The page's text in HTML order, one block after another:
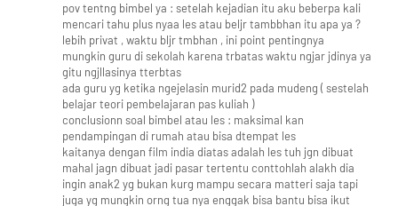
pov tentng bimbel ya : setelah kejadian itu aku beberpa kali
mencari tahu plus nyaa les atau beljr tambbhan itu apa ya ?
lebih privat , waktu bljr tmbhan , ini point pentingnya
mungkin guru di sekolah karena trbatas waktu ngjar jdinya ya
gitu ngjllasinya tterbtas
ada guru yg ketika ngejelasin murid2 pada mudeng ( sestelah
belajar teori pembelajaran pas kuliah )
conclusionn soal bimbel atau les : maksimal kan
pendampingan di rumah atau bisa dtempat les
kaitanya dengan film india diatas adalah les tuh jgn dibuat
mahal jagn dibuat jadi pasar tertentu conttohlah alakh dia
ingin anak2 yg bukan kurg mampu secara matteri saja tapi
juga yg mungkin orng tua nya enggak bisa bantu bisa ikut